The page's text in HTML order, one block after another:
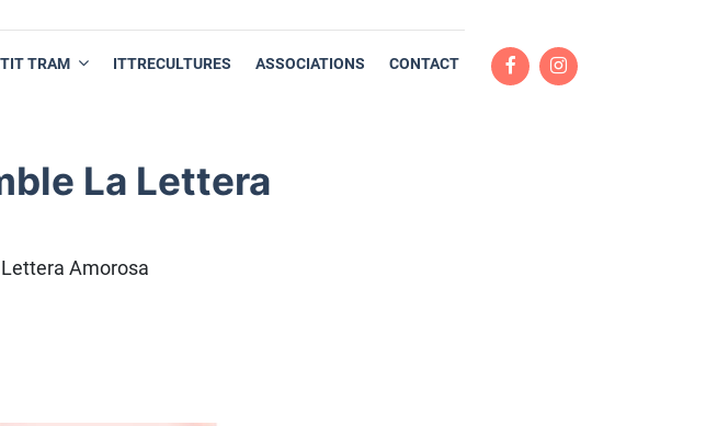
TRAM ITTRECULTURES ASSOCIATIONS CONTACT
La Lettera
Amorosa